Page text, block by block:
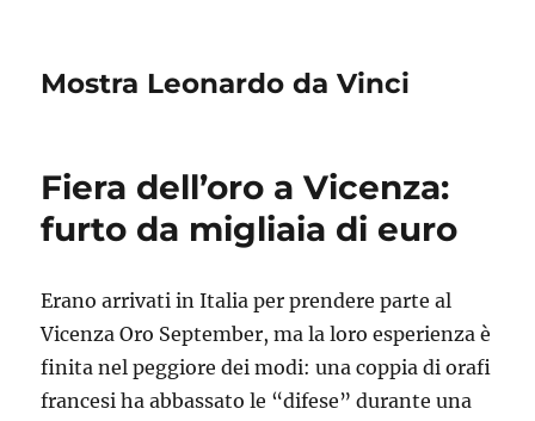
Mostra Leonardo da Vinci
Fiera dell’oro a Vicenza:
furto da migliaia di euro
Erano arrivati in Italia per prendere parte al
Vicenza Oro September, ma la loro esperienza è
finita nel peggiore dei modi: una coppia di orafi
francesi ha abbassato le “difese” durante una